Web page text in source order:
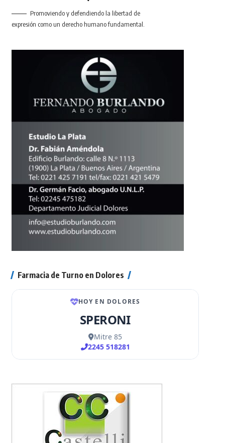
Promoviendo y defendiendo la libertad de
expresión como un derecho humano fundamental.
Farmacia de Turno en Dolores